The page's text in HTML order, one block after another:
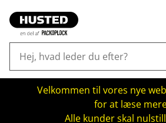
Velkommen til vores nye
for at læse
Alle kunder skal